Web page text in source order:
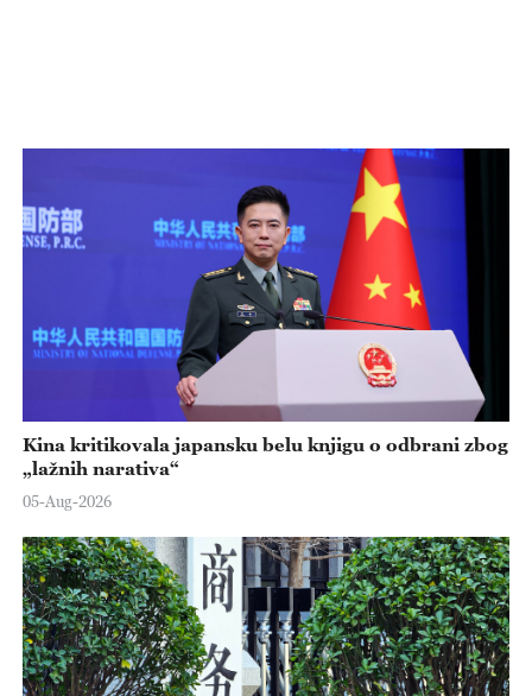
Kina kritikovala japansku belu knjigu o odbrani zbog
„lažnih narativa“
05-Aug-2026